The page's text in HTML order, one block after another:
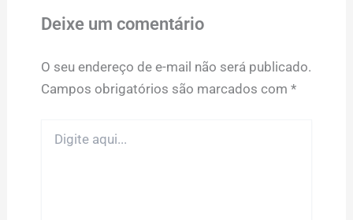
Deixe um comentário
O seu endereço de e-mail não será publicado.
Campos obrigatórios são marcados com *
aqui...